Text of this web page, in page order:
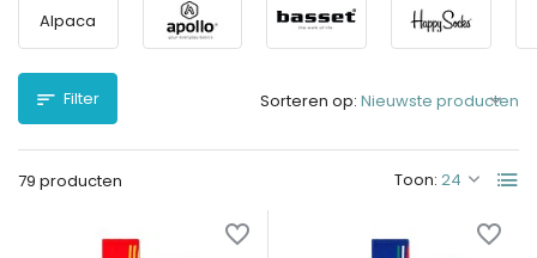
Alpaca
Filter
79 producten Toon:
Sorteren op: